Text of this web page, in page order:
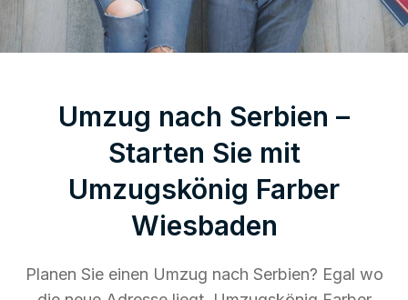
Umzug nach Serbien –
Starten Sie mit
Umzugskönig Farber
Wiesbaden
Planen Sie einen Umzug nach Serbien? Egal wo